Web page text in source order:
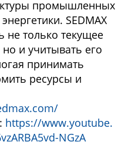
промышленных
SEDMAX
не только текущее
и учитывать его
принимать
ресурсы и
https://www.youtube.
NGzA